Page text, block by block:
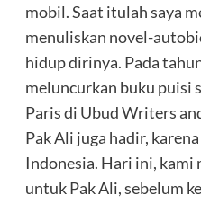
mobil. Saat itulah saya
menuliskan novel-
hidup dirinya. Pada
meluncurkan buku puisi
Paris di Ubud Writers
Pak Ali juga hadir,
Indonesia. Hari ini, kami
untuk Pak Ali, sebelum